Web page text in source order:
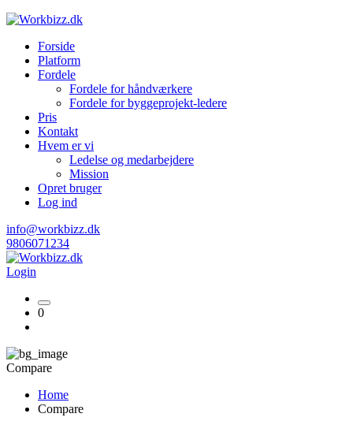
Forside
Platform
Fordele
Fordele for håndværkere
Fordele for byggeprojekt-ledere
Pris
Kontakt
Hvem er vi
Ledelse og medarbejdere
Mission
Opret bruger
Log ind
info@workbizz.dk
9806071234
Login
0
Compare
Home
Compare